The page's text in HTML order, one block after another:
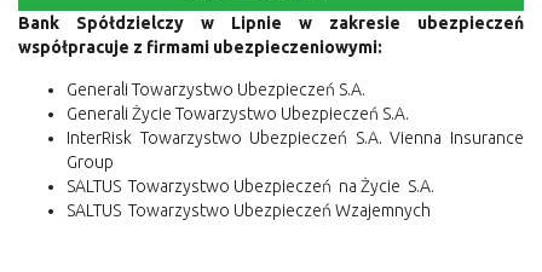
Bank Spółdzielczy w Lipnie w zakresie ubezpieczeń
współpracuje z firmami ubezpieczeniowymi:
Generali Towarzystwo Ubezpieczeń S.A.
Generali Życie Towarzystwo Ubezpieczeń S.A.
InterRisk Towarzystwo Ubezpieczeń S.A. Vienna Insurance
Group
SALTUS Towarzystwo Ubezpieczeń na Życie S.A.
SALTUS Towarzystwo Ubezpieczeń Wzajemnych